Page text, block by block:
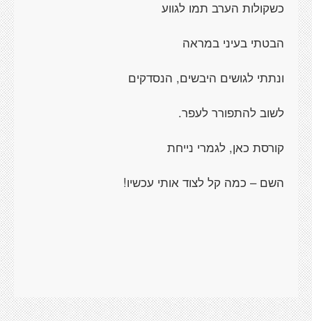
כשקולות הערב תמו לגווע
הבטתי בעיני במראה
ונתתי לגושים היבשים, הנסדקים
לשוב להתפורר לעפר.
קורסת כאן, לגמרי נייחת
השם – כמה קל לצוד אותי עכשיו!